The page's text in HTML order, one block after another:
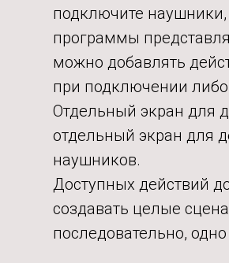
подключите
программы
можно добавлять
при подключении
Отдельный экран для
отдельный экран для
наушников.
Доступных действий
создавать целые
последовательно,